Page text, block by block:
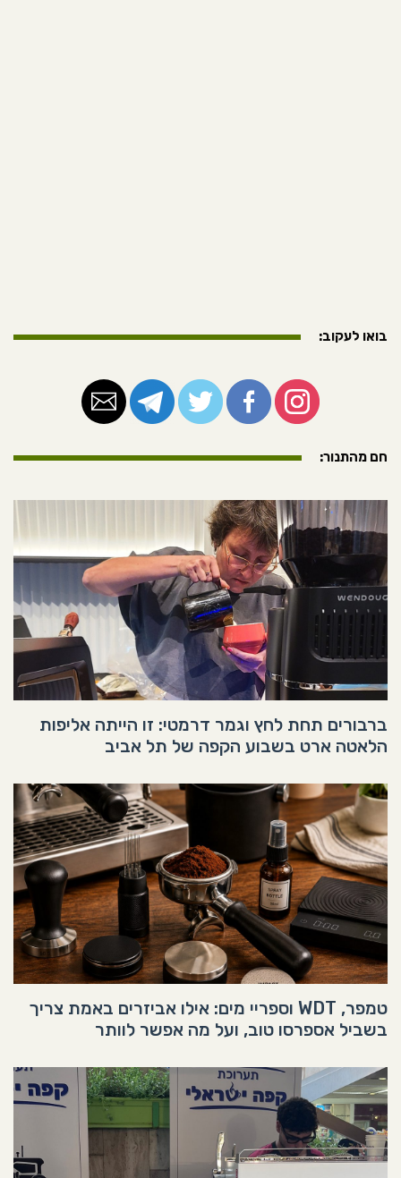
בואו לעקוב:
חם מהתנור:
ברבורים תחת לחץ וגמר דרמטי: זו הייתה אליפות
הלאטה ארט בשבוע הקפה של תל אביב
טמפר, WDT וספריי מים: אילו אביזרים באמת צריך
בשביל אספרסו טוב, ועל מה אפשר לוותר